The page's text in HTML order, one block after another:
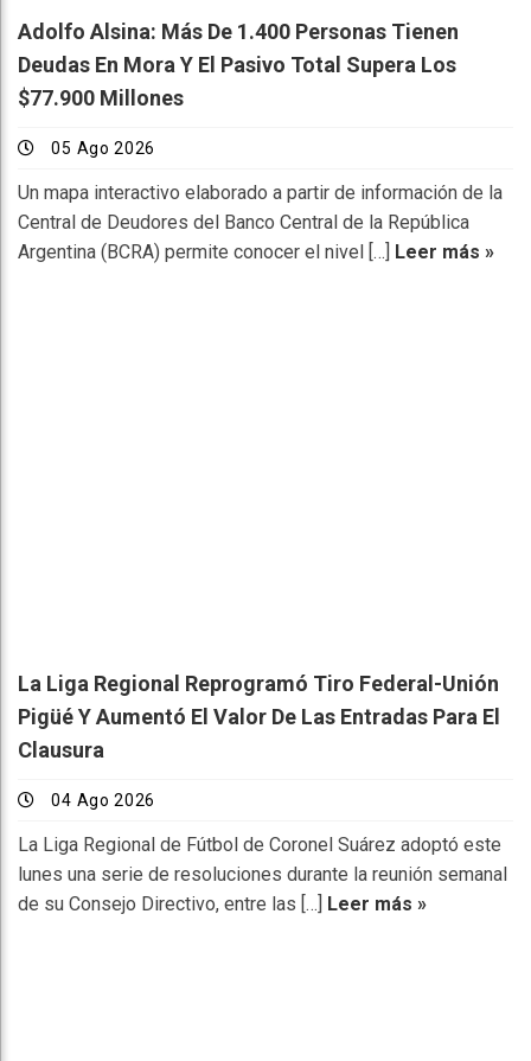
Adolfo Alsina: Más De 1.400 Personas Tienen
Deudas En Mora Y El Pasivo Total Supera Los
$77.900 Millones
05 Ago 2026
Un mapa interactivo elaborado a partir de información de la
Central de Deudores del Banco Central de la República
Argentina (BCRA) permite conocer el nivel […] Leer más »
La Liga Regional Reprogramó Tiro Federal-Unión
Pigüé Y Aumentó El Valor De Las Entradas Para El
Clausura
04 Ago 2026
La Liga Regional de Fútbol de Coronel Suárez adoptó este
lunes una serie de resoluciones durante la reunión semanal
de su Consejo Directivo, entre las […]
Leer más »